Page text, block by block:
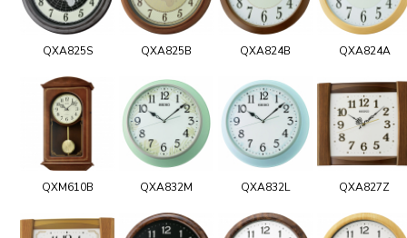
QXA825S QXA825B QXA824B QXA824A
QXM610B QXA832M QXA832L QXA827Z